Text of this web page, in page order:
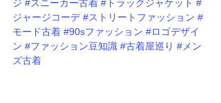
ジ #スニーカー古着 #トラックジャケット #
ジャージコーデ #ストリートファッション #
モード古着 #90sファッション #ロゴデザイ
ン #ファッション豆知識 #古着屋巡り #メン
ズ古着